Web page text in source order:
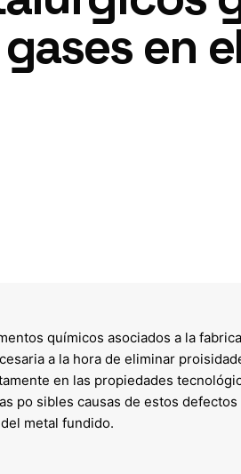
en
químicos asociados a la
a la hora de eliminar
en las propiedades
po sibles causas de estos
metal fundido.